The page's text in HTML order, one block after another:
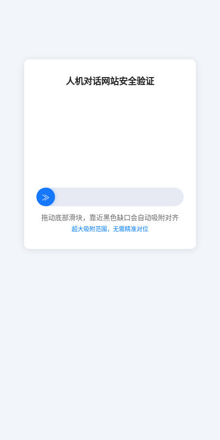
人机对话网站安全验证
≫
拖动底部滑块，靠近黑色缺口会自动吸附对齐
超大吸附范围，无需精准对位